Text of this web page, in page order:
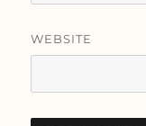
WEBSITE